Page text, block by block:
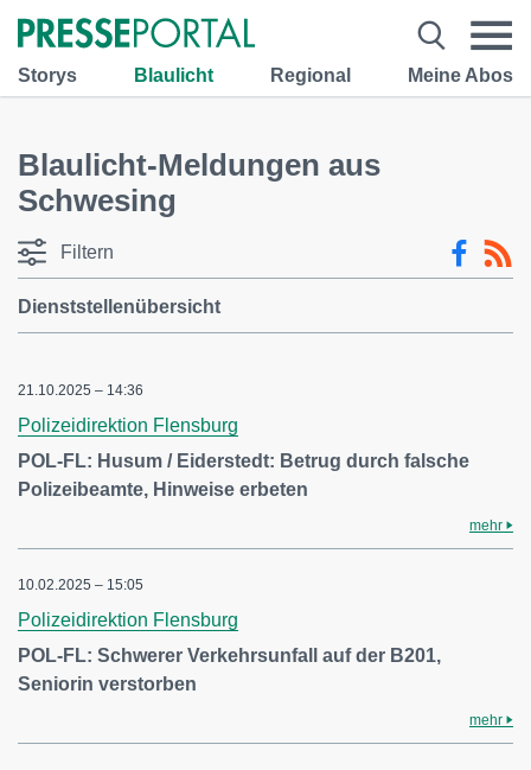
Storys Blaulicht Regional Meine Abos
Blaulicht-Meldungen aus
Schwesing
Filtern
Dienststellenübersicht
21.10.2025 – 14:36
Polizeidirektion Flensburg
POL-FL: Husum / Eiderstedt: Betrug durch falsche
Polizeibeamte, Hinweise erbeten
mehr
10.02.2025 – 15:05
Polizeidirektion Flensburg
POL-FL: Schwerer Verkehrsunfall auf der B201,
Seniorin verstorben
mehr